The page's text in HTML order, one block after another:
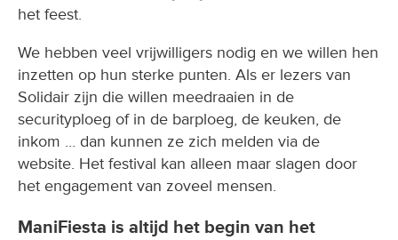
het feest.
We hebben veel vrijwilligers nodig en we willen hen
inzetten op hun sterke punten. Als er lezers van
Solidair zijn die willen meedraaien in de
securityploeg of in de barploeg, de keuken, de
inkom … dan kunnen ze zich melden via de
website. Het festival kan alleen maar slagen door
het engagement van zoveel mensen.
ManiFiesta is altijd het begin van het